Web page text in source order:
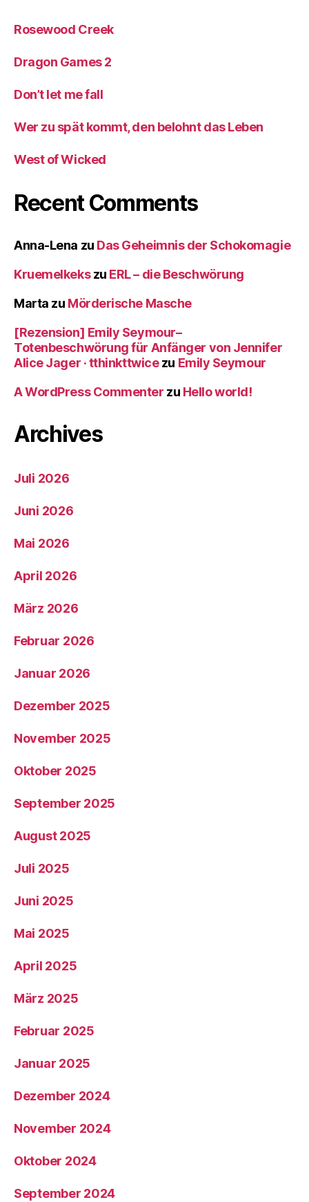
Rosewood Creek
Dragon Games 2
Don’t let me fall
Wer zu spät kommt, den belohnt das Leben
West of Wicked
Recent Comments
Anna-Lena zu Das Geheimnis der Schokomagie
Kruemelkekszu ERL – die Beschwörung
Marta zu Mörderische Masche
[Rezension] Emily Seymour–
Totenbeschwörung für Anfänger von Jennifer
Alice Jager · tthinkttwicezu Emily Seymour
A WordPress Commenter zu Hello world!
Archives
Juli 2026
Juni 2026
Mai 2026
April 2026
März 2026
Februar 2026
Januar 2026
Dezember 2025
November 2025
Oktober 2025
September 2025
August 2025
Juli 2025
Juni 2025
Mai 2025
April 2025
März 2025
Februar 2025
Januar 2025
Dezember 2024
November 2024
Oktober 2024
September 2024